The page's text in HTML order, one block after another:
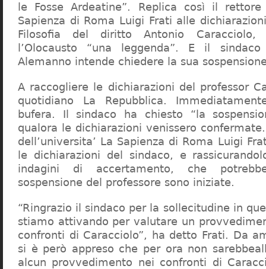
le Fosse Ardeatine”. Replica così il rettore
Sapienza di Roma Luigi Frati alle
Filosofia del diritto Antonio
l’Olocausto “una leggenda”. E il
Alemanno intende chiedere la sua
A raccogliere le dichiarazioni del professor
quotidiano La Repubblica.
bufera. Il sindaco ha chiesto “la
qualora le dichiarazioni venissero
dell’universita’ La Sapienza di Roma Luigi
le dichiarazioni del sindaco, e
indagini di accertamento, che
sospensione del professore sono iniziate.
“Ringrazio il sindaco per la sollecitudine in
stiamo attivando per valutare un
confronti di Caracciolo”, ha detto Frati. Da
si è però appreso che per ora non
alcun provvedimento nei confronti di